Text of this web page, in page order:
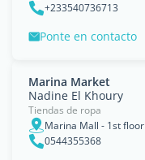
+233540736713
Ponte en contacto
Marina Market
Nadine El Khoury
Tiendas de ropa
Marina Mall - 1st floor
0544355368